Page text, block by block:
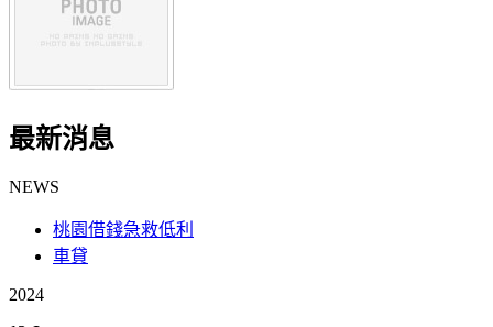
最新消息
NEWS
桃園借錢急救低利
車貸
2024